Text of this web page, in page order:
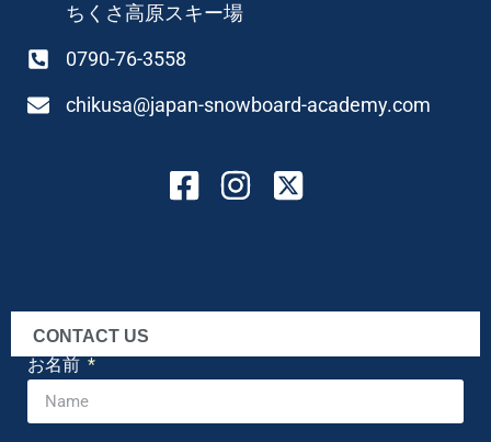
ちくさ高原スキー場
0790-76-3558
chikusa@japan-snowboard-academy.com
CONTACT US
お名前